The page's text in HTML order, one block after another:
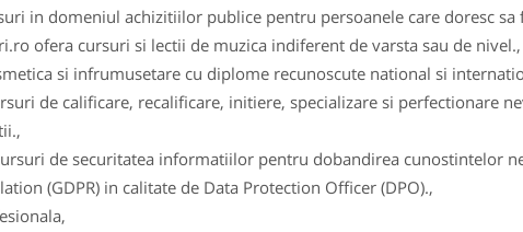
in domeniul achizitiilor publice pentru persoanele care doresc
ofera cursuri si lectii de muzica indiferent de varsta sau de nivel.,
si infrumusetare cu diplome recunoscute national si
de calificare, recalificare, initiere, specializare si perfectionare
de securitatea informatiilor pentru dobandirea cunostintelor
(GDPR) in calitate de Data Protection Officer (DPO).,